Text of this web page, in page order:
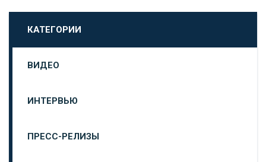
КАТЕГОРИИ
ВИДЕО
ИНТЕРВЬЮ
ПРЕСС-РЕЛИЗЫ